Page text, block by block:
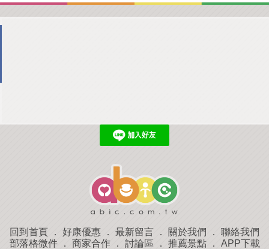
回到首頁 ． 好康優惠 ． 最新留言 ． 關於我們 ． 聯絡我們
部落格微件． 商家合作． 討論區 ． 推薦景點． APP下載